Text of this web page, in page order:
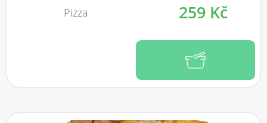
Pizza 259 Kč